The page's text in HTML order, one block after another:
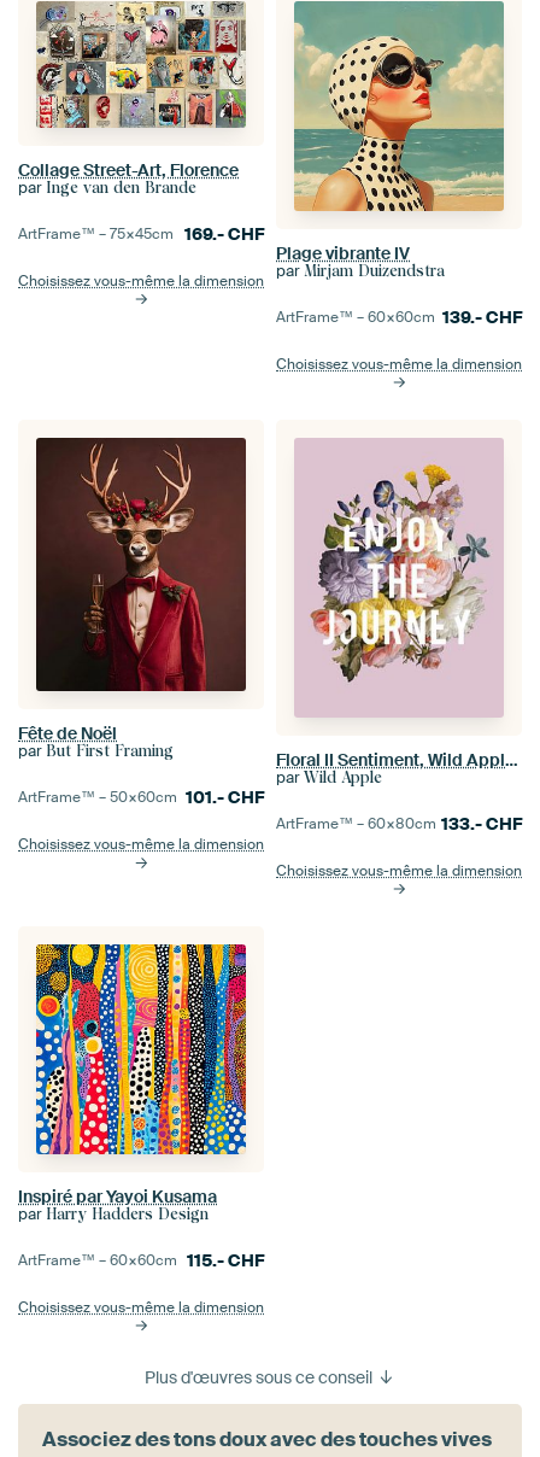
Collage Street-Art, Florence
par Inge van den Brande
ArtFrame™ –75×45cm 169.-CHF
Choisissez vous-même la dimension
Plage vibrante IV
par Mirjam Duizendstra
ArtFrame™ –60×60cm 139.-CHF
Choisissez vous-même la dimension
Fête de Noël
par But First Framing
ArtFrame™ –50×60cm 101.-CHF
Choisissez vous-même la dimension
Floral II Sentiment, Wild Apple Portfolio
par Wild Apple
ArtFrame™ –60×80cm 133.-CHF
Choisissez vous-même la dimension
Inspiré par Yayoi Kusama
par Harry Hadders Design
ArtFrame™ –60×60cm 115.-CHF
Choisissez vous-même la dimension
Plus d'œuvres sous ce conseil
Associez des tons doux avec des touches vives